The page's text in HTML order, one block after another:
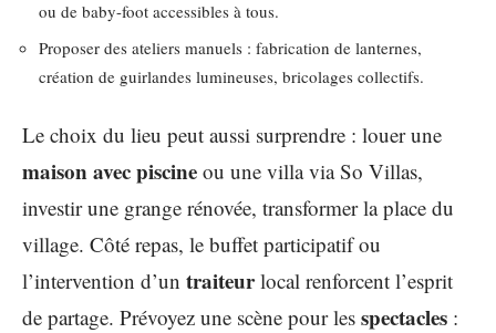
ou de baby-foot accessibles à tous.
Proposer des ateliers manuels : fabrication de lanternes,
création de guirlandes lumineuses, bricolages collectifs.
Le choix du lieu peut aussi surprendre : louer une
maison avec piscine ou une villa via So Villas,
investir une grange rénovée, transformer la place du
village. Côté repas, le buffet participatif ou
l’intervention d’un traiteurlocal renforcent l’esprit
de partage. Prévoyez une scène pour les spectacles :